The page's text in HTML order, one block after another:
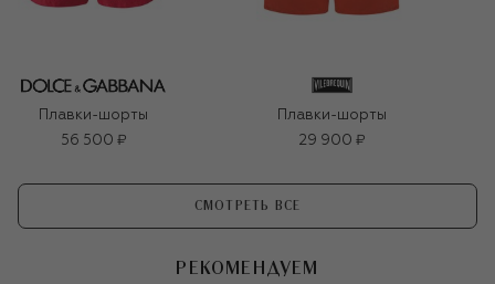
Плавки-шорты
56 500 ₽
Плавки-шорты
29 900 ₽
СМОТРЕТЬ ВСЕ
РЕКОМЕНДУЕМ